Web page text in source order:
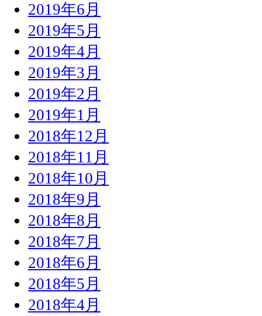
2019年6月
2019年5月
2019年4月
2019年3月
2019年2月
2019年1月
2018年12月
2018年11月
2018年10月
2018年9月
2018年8月
2018年7月
2018年6月
2018年5月
2018年4月